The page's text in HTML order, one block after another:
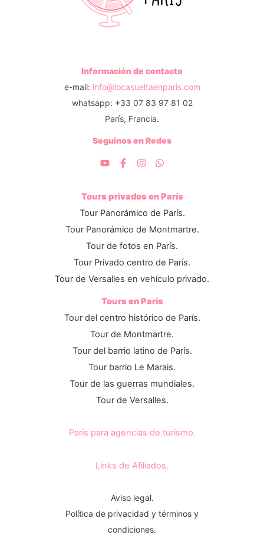
Información de contacto
e-mail: info@locasueltaenparis.com
whatsapp: +33 07 83 97 81 02
París, Francia.
Seguinos en Redes
Tours privados en París
Tour Panorámico de París.
Tour Panorámico de Montmartre.
Tour de fotos en París.
Tour Privado centro de París.
Tour de Versalles en vehículo privado.
Tours en París
Tour del centro histórico de París.
Tour de Montmartre.
Tour del barrio latino de París.
Tour barrio Le Marais.
Tour de las guerras mundiales.
Tour de Versalles.
París para agencias de turismo.
Links de Afiliados.
Aviso legal.
Política de privacidad y términos y
condiciones.